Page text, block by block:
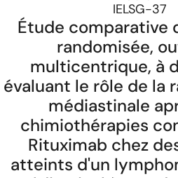
IELSG-37
Étude comparative
randomisée,
multicentrique, à
évaluant le rôle de la
médiastinale
chimiothérapies
Rituximab chez
atteints d'un